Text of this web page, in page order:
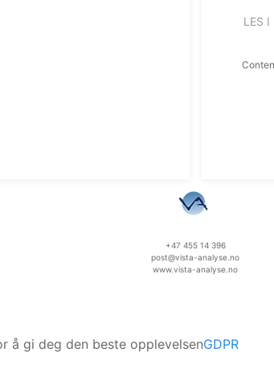
LES I
+47 455 14 396
post@vista-analyse.no
www.vista-analyse.no
å gi deg den beste opplevelsenGDPR